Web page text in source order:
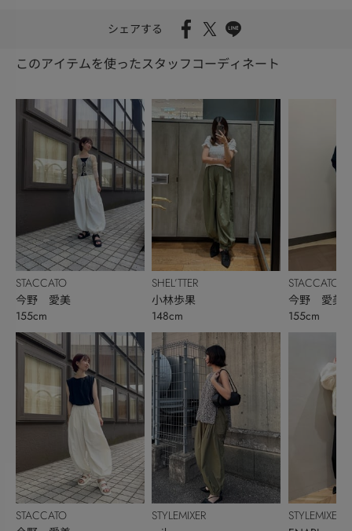
シェアする
このアイテムを使ったスタッフコーディネート
STACCATO
今野 愛美
155cm
STACCATO
SHEL’TTER
小林歩果
148cm
STYLEMIXER
STACCATO
今野 愛美
155cm
STYLEMIXER